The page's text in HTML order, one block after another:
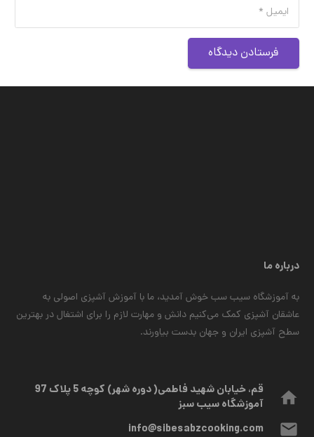
فرستادن دیدگاه
درباره ما
به آموزشگاه سیب سب خوش آمدید، ما با آموزش آشپزی اصولی به
عاشقان آشپزی کمک می‌کنیم دانش و مهارت لازم را برای اشتغال در بهترین
سطح آشپزی ایران و جهان بدست بیاورند.
home
قم، خیابان شهید فاطمی( دوره شهر) کوچه 5 پلاک 97
آموزشگاه سیب سبز
mail
info@sibesabzcooking.com